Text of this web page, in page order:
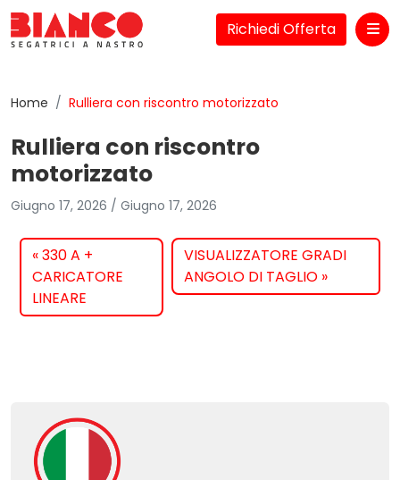
Richiedi Offerta
Home Rulliera con riscontro motorizzato
Rulliera con riscontro
motorizzato
Giugno 17, 2026 / Giugno 17, 2026
330 A +
CARICATORE
LINEARE
VISUALIZZATORE GRADI
ANGOLO DI TAGLIO